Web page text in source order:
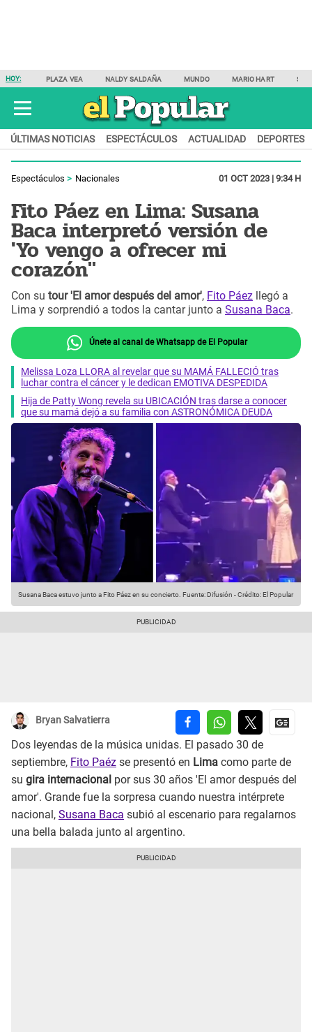
HOY: PLAZA VEA NALDY SALDAÑA MUNDO MARIO HART
ÚLTIMAS NOTICIAS ESPECTÁCULOS ACTUALIDAD DEPORTES
Espectáculos Nacionales 01 OCT 2023 | 9:34 H
Fito Páez en Lima: Susana
Baca interpretó versión de
'Yo vengo a ofrecer mi
corazón"
Con su tour 'El amor después del amor', Fito Páez llegó a
Lima y sorprendió a todos la cantar junto a Susana Baca.
Únete al canal de Whatsapp de El Popular
Melissa Loza LLORA al revelar que su MAMÁ FALLECIÓ tras
luchar contra el cáncer y le dedican EMOTIVA DESPEDIDA
Hija de Patty Wong revela su UBICACIÓN tras darse a conocer
que su mamá dejó a su familia con ASTRONÓMICA DEUDA
Susana Baca estuvo junto a Fito Páez en su concierto. Fuente: Difusión -Crédito: El Popular
Bryan Salvatierra
Dos leyendas de la música unidas. El pasado 30 de
septiembre, Fito Paéz se presentó en Lima como parte de
su gira internacional por sus 30 años 'El amor después del
amor'. Grande fue la sorpresa cuando nuestra intérprete
nacional, Susana Baca subió al escenario para regalarnos
una bella balada junto al argentino.